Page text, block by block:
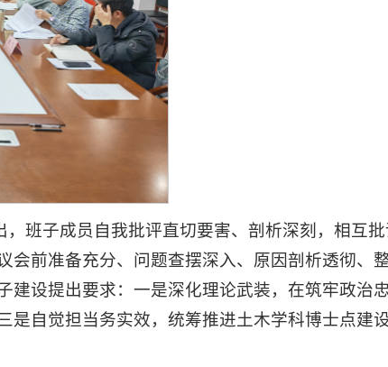
班子成员自我批评直切要害、剖析深刻，相互
前准备充分、问题查摆深入、原因剖析透彻、
设提出要求：一是深化理论武装，在筑牢政治
是自觉担当务实效，统筹推进土木学科博士点建